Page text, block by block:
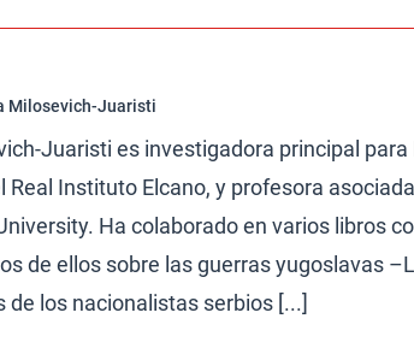
Milosevich-Juaristi
Juaristi es investigadora principal para
Real Instituto Elcano, y profesora
Ha colaborado en varios libros
de ellos sobre las guerras yugoslavas
de los nacionalistas serbios [...]